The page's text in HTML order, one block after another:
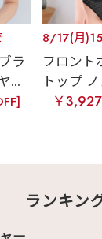
ラ
...
8/17(月
フロント
トップ
￥3,927
ランキン